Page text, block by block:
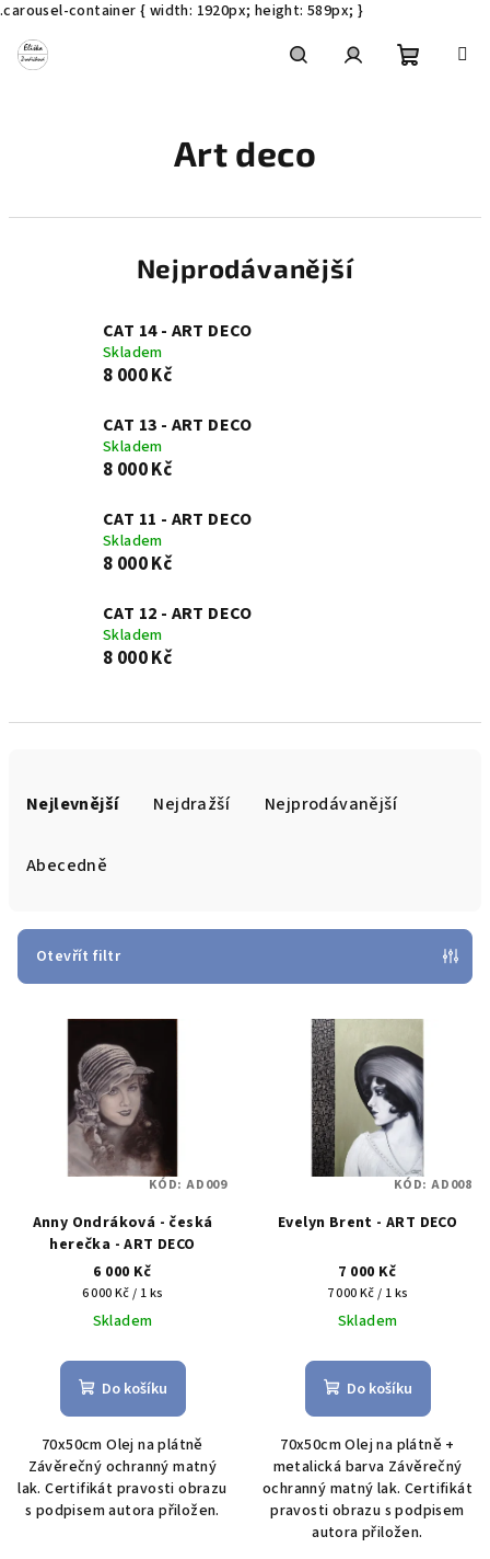
.carousel-container { width: 1920px; height: 589px; }
obsah
Art deco
Nejprodávanější
CAT 14 - ART DECO
Skladem
8 000 Kč
CAT 13 - ART DECO
Skladem
8 000 Kč
CAT 11 - ART DECO
Skladem
8 000 Kč
CAT 12 - ART DECO
Skladem
8 000 Kč
r
Nejlevnější Nejdražší Nejprodávanější
Abecedně
Otevřít filtr
Anny Ondráková - česká
herečka - ART DECO
6 000 Kč
Měrná
cena:
6 000 Kč / 1 ks
Skladem
Do košíku
70x50cm Olej na plátně
Závěrečný ochranný matný
lak. Certifikát pravosti obrazu
s podpisem autora přiložen.
KÓD: AD009
Evelyn Brent - ART DECO
7 000 Kč
Měrná
cena:
7 000 Kč / 1 ks
Skladem
Do košíku
70x50cm Olej na plátně +
metalická barva Závěrečný
ochranný matný lak. Certifikát
pravosti obrazu s podpisem
autora přiložen.
KÓD: AD008